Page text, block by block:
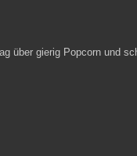
über gierig Popcorn und